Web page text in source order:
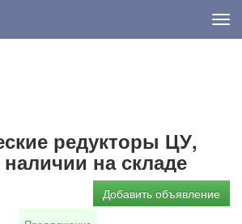
редукторы ЦУ,
на складе
Добавить объявление